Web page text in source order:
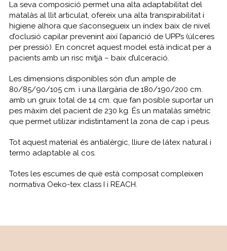
La seva composició permet una alta adaptabilitat del
matalàs al llit articulat, ofereix una alta transpirabilitat i
higiene alhora que s’aconsegueix un índex baix de nivel
d’oclusió capilar prevenint així l’aparició de UPP’s (úlceres
per pressió). En concret aquest model està indicat per a
pacients amb un risc mitjà – baix d’ulceració.
Les dimensions disponibles són d’un ample de
80/85/90/105 cm. i una llargària de 180/190/200 cm.
amb un gruix total de 14 cm. que fan posible suportar un
pes màxim del pacient de 230 kg. És un matalàs simètric
que permet utilizar indistintament la zona de cap i peus.
Tot aquest material és antialèrgic, lliure de látex natural i
termo adaptable al cos.
Totes les escumes de què està composat compleixen
normativa Oeko-tex class I i REACH.